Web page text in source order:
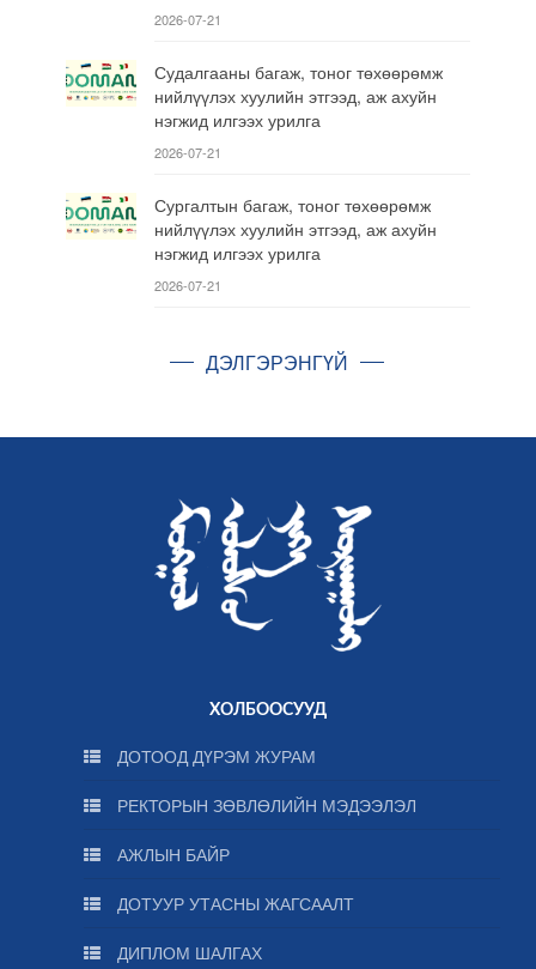
2026-07-21
Судалгааны багаж, тоног төхөөрөмж
нийлүүлэх хуулийн этгээд, аж ахуйн
нэгжид илгээх урилга
2026-07-21
Сургалтын багаж, тоног төхөөрөмж
нийлүүлэх хуулийн этгээд, аж ахуйн
нэгжид илгээх урилга
2026-07-21
ДЭЛГЭРЭНГҮЙ
ХОЛБООСУУД
ДОТООД ДҮРЭМ ЖУРАМ
РЕКТОРЫН ЗӨВЛӨЛИЙН МЭДЭЭЛЭЛ
АЖЛЫН БАЙР
ДОТУУР УТАСНЫ ЖАГСААЛТ
ДИПЛОМ ШАЛГАХ